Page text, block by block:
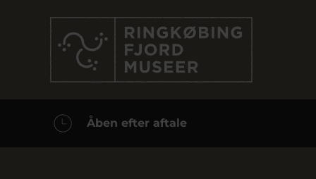
Åben efter aftale